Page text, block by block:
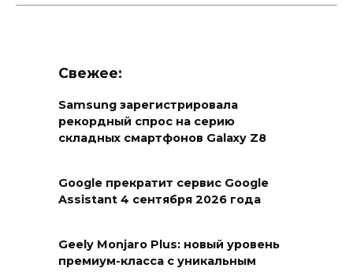
Свежее:
Samsung зарегистрировала
рекордный спрос на серию
складных смартфонов Galaxy Z8
Google прекратит сервис Google
Assistant 4 сентября 2026 года
Geely Monjaro Plus: новый уровень
премиум-класса с уникальным